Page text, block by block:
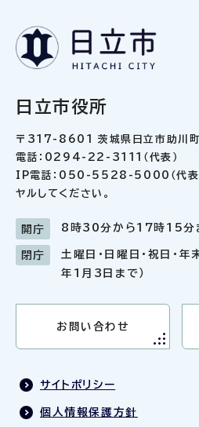
日立市役所
〒317-8601 茨城県日立市助川
電話：0294-22-3111（代表）
IP電話：050-5528-5000（代表
ヤルしてください。
開庁 8時30分から17時15分
閉庁
土曜日・日曜日・祝日・
年1月3日まで）
お問い合わせ
サイトポリシー
個人情報保護方針